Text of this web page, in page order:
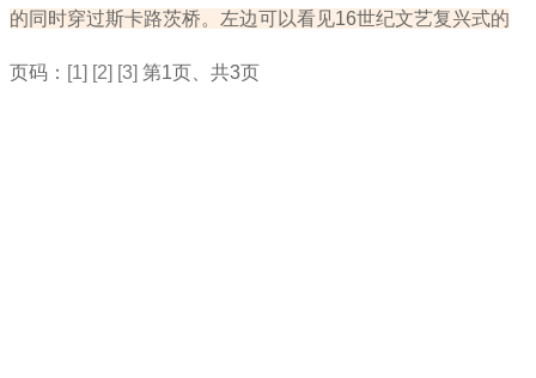
的同时穿过斯卡路茨桥。左边可以看见16世纪文艺复兴式的
页码： [1] [2] [3] 第1页、共3页